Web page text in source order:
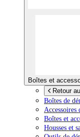
Boîtes et
Retour
Boîtes de
Accessoires
Boîtes et
Housses et